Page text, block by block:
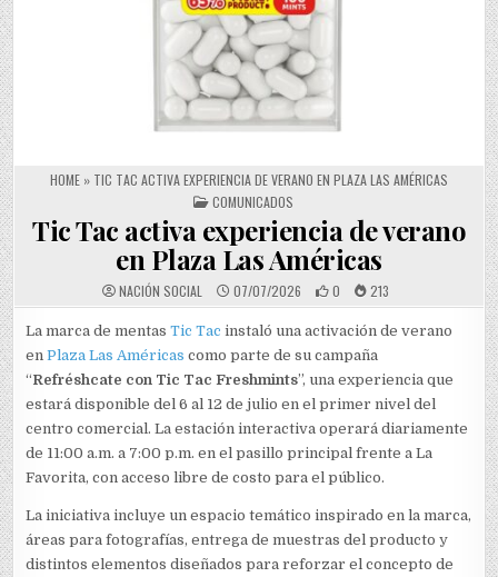
HOME » TIC TAC ACTIVA EXPERIENCIA DE VERANO EN PLAZA LAS AMÉRICAS
POSTED IN
COMUNICADOS
Tic Tac activa experiencia de verano
en Plaza Las Américas
NACIÓN SOCIAL 07/07/2026 0 213
La marca de mentasTic Tac instaló una activación de verano
enPlaza Las Américas como parte de su campaña
“Refréshcate con Tic Tac Freshmints”, una experiencia que
estará disponible del 6 al 12 de julio en el primer nivel del
centro comercial. La estación interactiva operará diariamente
de 11:00 a.m. a 7:00 p.m. en el pasillo principal frente a La
Favorita, con acceso libre de costo para el público.
La iniciativa incluye un espacio temático inspirado en la marca,
áreas para fotografías, entrega de muestras del producto y
distintos elementos diseñados para reforzar el concepto de